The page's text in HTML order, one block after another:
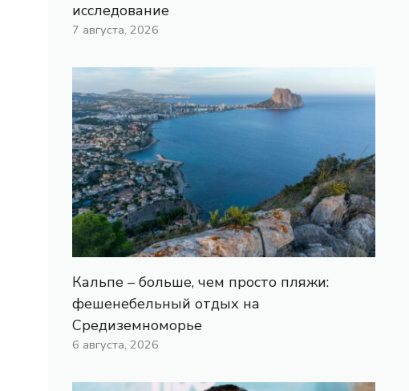
исследование
7 августа, 2026
Кальпе – больше, чем просто пляжи:
фешенебельный отдых на
Средиземноморье
6 августа, 2026